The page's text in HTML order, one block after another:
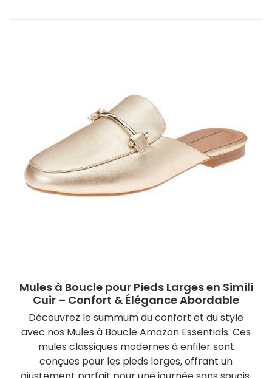
Mules à Boucle pour Pieds Larges en Simili
Cuir – Confort & Élégance Abordable
Découvrez le summum du confort et du style
avec nos Mules à Boucle Amazon Essentials. Ces
mules classiques modernes à enfiler sont
conçues pour les pieds larges, offrant un